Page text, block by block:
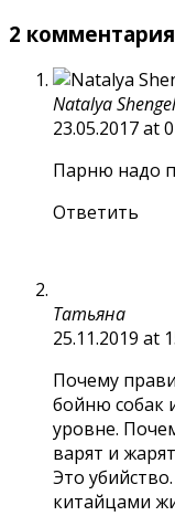
2 комментария
Natalya
23.05.2017 at
Парню надо
Ответить
Татьяна
25.11.2019 at
Почему
бойню собак
уровне.
варят и
Это
китайцами